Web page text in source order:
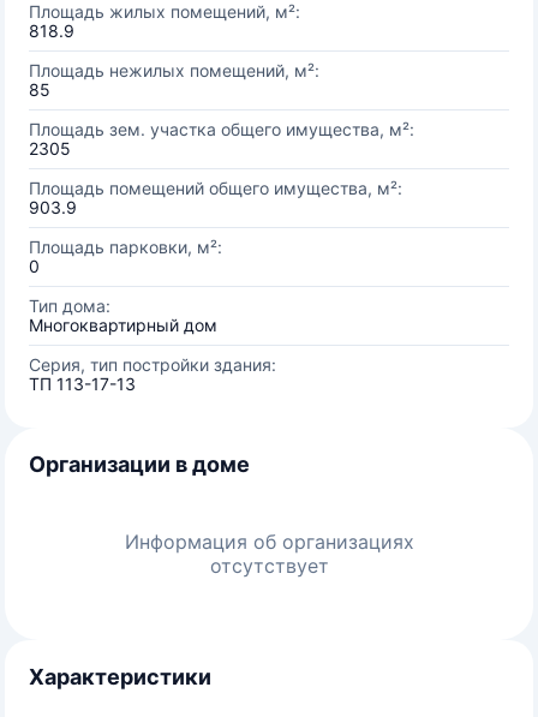
Площадь жилых помещений, м²:
818.9
Площадь нежилых помещений, м²:
85
Площадь зем. участка общего имущества, м²:
2305
Площадь помещений общего имущества, м²:
903.9
Площадь парковки, м²:
0
Тип дома:
Многоквартирный дом
Серия, тип постройки здания:
ТП 113-17-13
Организации в доме
Информация об организациях
отсутствует
Характеристики